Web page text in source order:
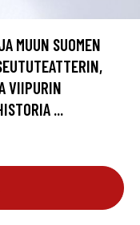
MUUN SUOMEN
VIIPURIN
...